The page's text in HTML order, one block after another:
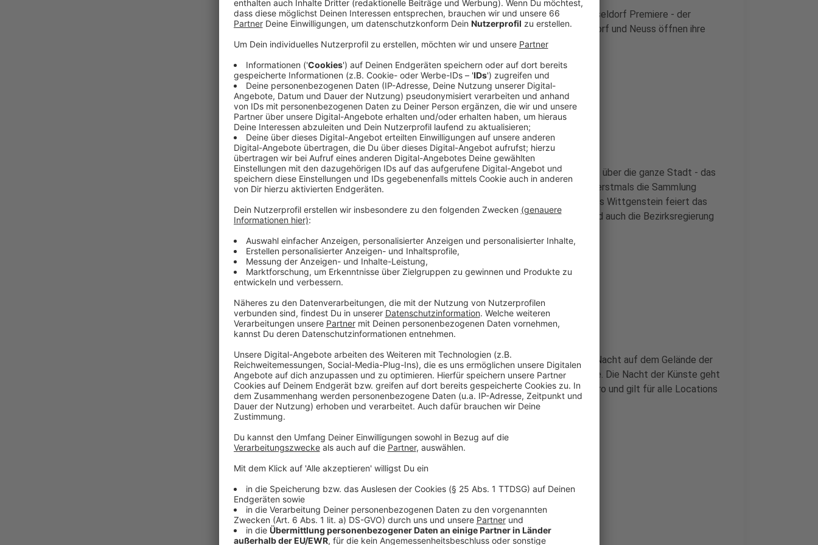
Am Samstag (18.04.2026) feiert dieNACHT DER KÜNSTE
in Düsseldorf Premiere - der
Nachfolger der Nacht der Museen. Rund 40 Locations in Düsseldorf und Neuss öffnen ihre
Türen, heißt es von den Veranstaltern.
Anzeige
Kunst, Musik und besondere Orte in der ganzen Stadt
Anzeige
Bildende Kunst, Performance, Musik, Film und Architektur, verteilt über die ganze Stadt - das
erwartet uns bei der ersten Nacht der Künste. In Flingern öffnet erstmals die Sammlung
Philara. Der Bilker Bunker lädt zu Urban Art Führungen ein. Im Palais Wittgenstein feiert das
Düsseldorfer Marionetten-Theater sein 70-jähriges Bestehen. Und auch die Bezirksregierung
Anzeige
Auch Neuss ist Teil der Nacht der Künste
Anzeige
Lohnenswert ist auch ein Abstecher nach Neuss: Dort findet die Nacht auf dem Gelände der
Landesgartenschaustatt - pünktlich zum Eröffnungswochenende. Die Nacht der Künste geht
von 19 bis 24 Uhr bzw. 2 Uhr am Sonntag. Ein Ticket kostet 17 Euro und gilt für alle Locations
und die dazugehörigen Shuttle-Busse.
Weitere Infos und Links zum Thema:
Anzeige
Palastblühen im Kunstpalast Palastblühen im Kunstpalast